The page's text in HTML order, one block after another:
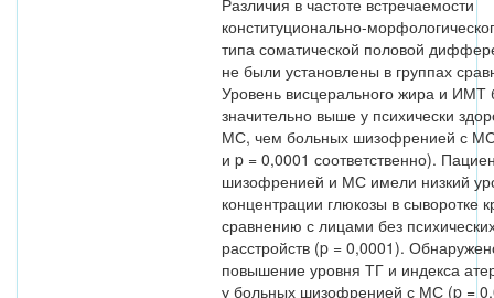
Различия в частоте встречаемости
конституционально-
типа соматической половой
не были установлены в группах
Уровень висцерального жира и ИМТ
значительно выше у психически
МС, чем больных шизофренией с
и p = 0,0001 соответственно).
шизофренией и МС имели низкий
концентрации глюкозы в сыворотке
сравнению с лицами без
расстройств (p = 0,0001).
повышение уровня ТГ и индекса
у больных шизофренией с МС (p =